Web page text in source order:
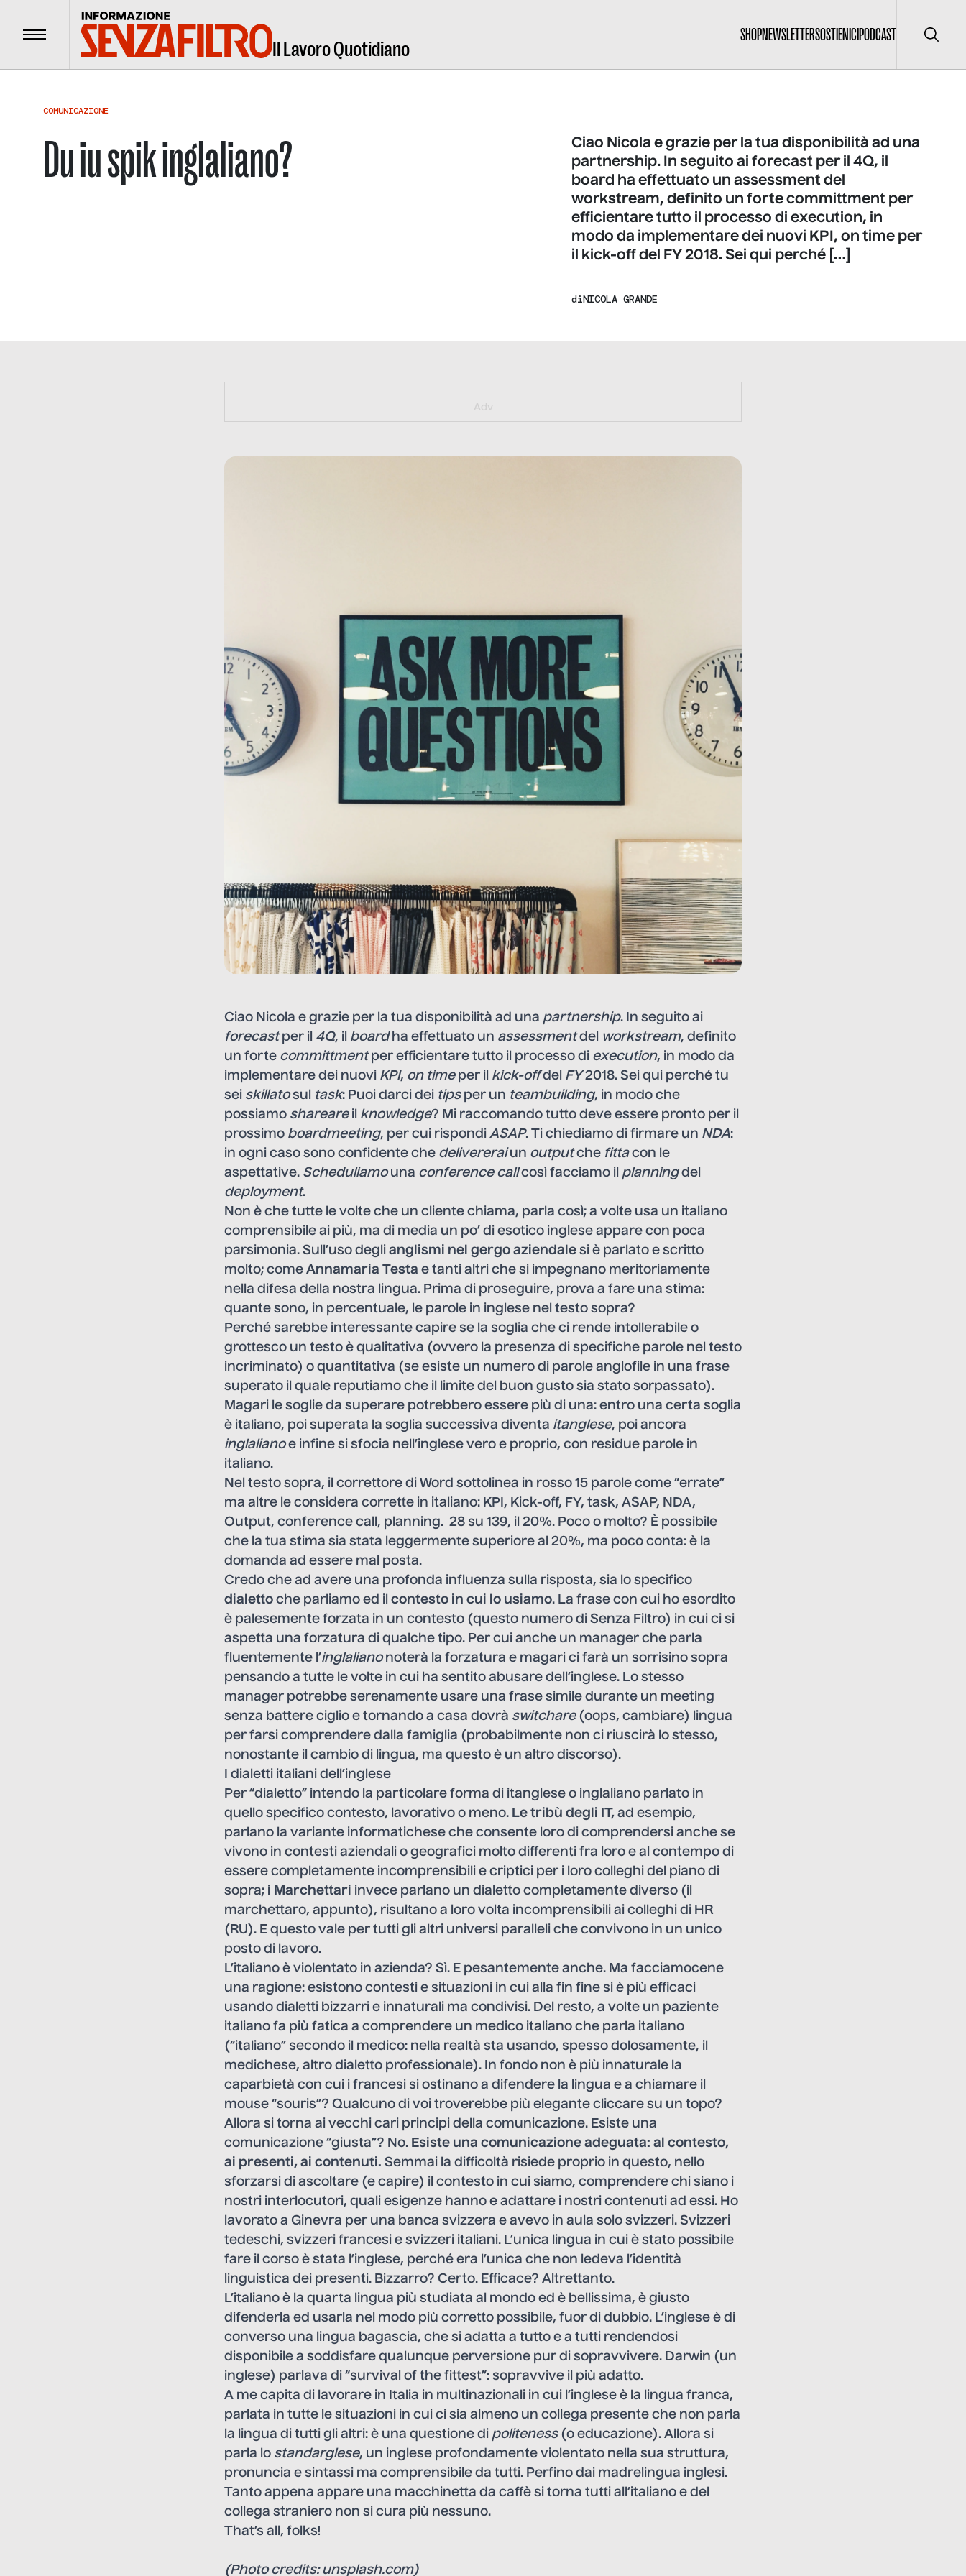
Menu Il Lavoro Quotidiano
SHOPNEWSLETTERSOSTIENICIPODCAST Cerca
COMUNICAZIONE
Du iu spik inglaliano?
Ciao Nicola e grazie per la tua disponibilità ad una
partnership. In seguito ai forecast per il 4Q, il
board ha effettuato un assessment del
workstream, definito un forte committment per
efficientare tutto il processo di execution, in
modo da implementare dei nuovi KPI, on time per
il kick-off del FY 2018. Sei qui perché […]
diNICOLA GRANDE
Adv
Ciao Nicola e grazie per la tua disponibilità ad una partnership. In seguito ai
forecastper il 4Q, il boardha effettuato un assessmentdel workstream, definito
un forte committmentper efficientare tutto il processo di execution, in modo da
implementare dei nuovi KPI, on timeper il kick-offdel FY2018. Sei qui perché tu
sei skillatosul task: Puoi darci dei tipsper un teambuilding, in modo che
possiamo shareareil knowledge? Mi raccomando tutto deve essere pronto per il
prossimo boardmeeting, per cui rispondi ASAP. Ti chiediamo di firmare un NDA:
in ogni caso sono confidente che delivereraiun outputche fittacon le
aspettative. Scheduliamouna conference callcosì facciamo il planningdel
deployment.
Non è che tutte le volte che un cliente chiama, parla così; a volte usa un italiano
comprensibile ai più, ma di media un po’ di esotico inglese appare con poca
parsimonia. Sull’uso degli anglismi nel gergo aziendale si è parlato e scritto
molto; come Annamaria Testa e tanti altri che si impegnano meritoriamente
nella difesa della nostra lingua. Prima di proseguire, prova a fare una stima:
quante sono, in percentuale, le parole in inglese nel testo sopra?
Perché sarebbe interessante capire se la soglia che ci rende intollerabile o
grottesco un testo è qualitativa (ovvero la presenza di specifiche parole nel testo
incriminato) o quantitativa (se esiste un numero di parole anglofile in una frase
superato il quale reputiamo che il limite del buon gusto sia stato sorpassato).
Magari le soglie da superare potrebbero essere più di una: entro una certa soglia
è italiano, poi superata la soglia successiva diventa itanglese, poi ancora
inglalianoe infine si sfocia nell’inglese vero e proprio, con residue parole in
italiano.
Nel testo sopra, il correttore di Word sottolinea in rosso 15 parole come “errate”
ma altre le considera corrette in italiano: KPI, Kick-off, FY, task, ASAP, NDA,
Output, conference call, planning. 28 su 139, il 20%. Poco o molto? È possibile
che la tua stima sia stata leggermente superiore al 20%, ma poco conta: è la
domanda ad essere mal posta.
Credo che ad avere una profonda influenza sulla risposta, sia lo specifico
dialetto che parliamo ed il contesto in cui lo usiamo. La frase con cui ho esordito
è palesemente forzata in un contesto (questo numero di Senza Filtro) in cui ci si
aspetta una forzatura di qualche tipo. Per cui anche un manager che parla
fluentemente l’inglalianonoterà la forzatura e magari ci farà un sorrisino sopra
pensando a tutte le volte in cui ha sentito abusare dell’inglese. Lo stesso
manager potrebbe serenamente usare una frase simile durante un meeting
senza battere ciglio e tornando a casa dovrà switchare(oops, cambiare) lingua
per farsi comprendere dalla famiglia (probabilmente non ci riuscirà lo stesso,
nonostante il cambio di lingua, ma questo è un altro discorso).
I dialetti italiani dell’inglese
Per “dialetto” intendo la particolare forma di itanglese o inglaliano parlato in
quello specifico contesto, lavorativo o meno. Le tribù degli IT, ad esempio,
parlano la variante informatichese che consente loro di comprendersi anche se
vivono in contesti aziendali o geografici molto differenti fra loro e al contempo di
essere completamente incomprensibili e criptici per i loro colleghi del piano di
sopra; i Marchettari invece parlano un dialetto completamente diverso (il
marchettaro, appunto), risultano a loro volta incomprensibili ai colleghi di HR
(RU). E questo vale per tutti gli altri universi paralleli che convivono in un unico
posto di lavoro.
L’italiano è violentato in azienda? Sì. E pesantemente anche. Ma facciamocene
una ragione: esistono contesti e situazioni in cui alla fin fine si è più efficaci
usando dialetti bizzarri e innaturali ma condivisi. Del resto, a volte un paziente
italiano fa più fatica a comprendere un medico italiano che parla italiano
(“italiano” secondo il medico: nella realtà sta usando, spesso dolosamente, il
medichese, altro dialetto professionale). In fondo non è più innaturale la
caparbietà con cui i francesi si ostinano a difendere la lingua e a chiamare il
mouse “souris”? Qualcuno di voi troverebbe più elegante cliccare su un topo?
Allora si torna ai vecchi cari principi della comunicazione. Esiste una
comunicazione “giusta”? No. Esiste una comunicazione adeguata: al contesto,
ai presenti, ai contenuti. Semmai la difficoltà risiede proprio in questo, nello
sforzarsi di ascoltare (e capire) il contesto in cui siamo, comprendere chi siano i
nostri interlocutori, quali esigenze hanno e adattare i nostri contenuti ad essi. Ho
lavorato a Ginevra per una banca svizzera e avevo in aula solo svizzeri. Svizzeri
tedeschi, svizzeri francesi e svizzeri italiani. L’unica lingua in cui è stato possibile
fare il corso è stata l’inglese, perché era l’unica che non ledeva l’identità
linguistica dei presenti. Bizzarro? Certo. Efficace? Altrettanto.
L’italiano è la quarta lingua più studiata al mondo ed è bellissima, è giusto
difenderla ed usarla nel modo più corretto possibile, fuor di dubbio. L’inglese è di
converso una lingua bagascia, che si adatta a tutto e a tutti rendendosi
disponibile a soddisfare qualunque perversione pur di sopravvivere. Darwin (un
inglese) parlava di “survival of the fittest”: sopravvive il più adatto.
A me capita di lavorare in Italia in multinazionali in cui l’inglese è la lingua franca,
parlata in tutte le situazioni in cui ci sia almeno un collega presente che non parla
la lingua di tutti gli altri: è una questione di politeness(o educazione). Allora si
parla lo standarglese, un inglese profondamente violentato nella sua struttura,
pronuncia e sintassi ma comprensibile da tutti. Perfino dai madrelingua inglesi.
Tanto appena appare una macchinetta da caffè si torna tutti all’italiano e del
collega straniero non si cura più nessuno.
That’s all, folks!
(Photo credits: unsplash.com)